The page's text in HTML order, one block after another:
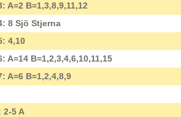
A=2 B=1,3,8,9,11,12
8 Sjö Stjerna
4,10
A=14 B=1,2,3,4,6,10,11,15
A=6 B=1,2,4,8,9
2-5 A